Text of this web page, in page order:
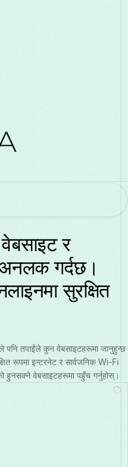
र
गर्दछ।
सुरक्षित
तपाईंले कुन वेबसाइटहरूमा जानुहुन्छ
रूपमा इन्टरनेट र सार्वजनिक Wi-Fi
हुनसक्ने वेबसाइटहरूमा पहुँच गर्नुहोस्।